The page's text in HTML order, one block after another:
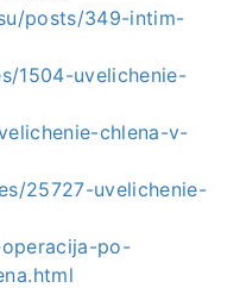
posts/349-intim-
1504-uvelichenie-
chlena-v-
25727-uvelichenie-
po-